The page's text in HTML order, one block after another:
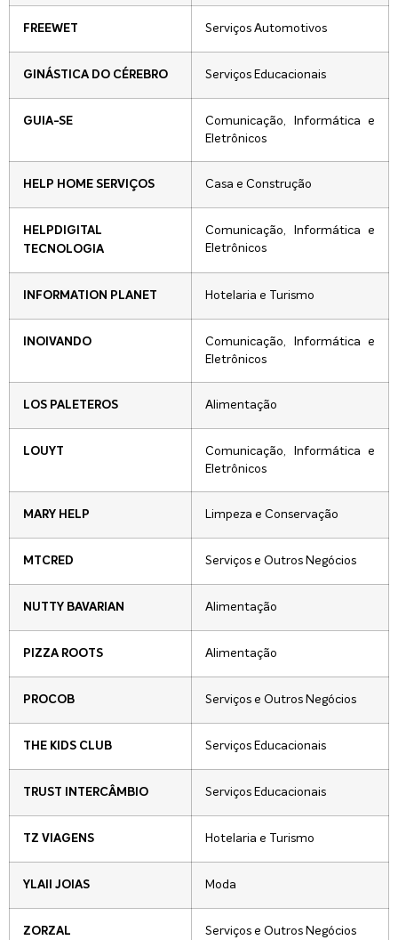
FREEWET Serviços Automotivos
GINÁSTICA DO CÉREBRO Serviços Educacionais
GUIA-SE
Comunicação, Informática e
Eletrônicos
HELP HOME SERVIÇOS Casa e Construção
HELPDIGITAL
TECNOLOGIA
Comunicação, Informática e
Eletrônicos
INFORMATION PLANET Hotelaria e Turismo
INOIVANDO
Comunicação, Informática e
Eletrônicos
LOS PALETEROS Alimentação
LOUYT
Comunicação, Informática e
Eletrônicos
MARY HELP Limpeza e Conservação
MTCRED Serviços e Outros Negócios
NUTTY BAVARIAN Alimentação
PIZZA ROOTS Alimentação
PROCOB Serviços e Outros Negócios
THE KIDS CLUB Serviços Educacionais
TRUST INTERCÂMBIO Serviços Educacionais
TZ VIAGENS Hotelaria e Turismo
YLAII JOIAS Moda
ZORZAL Serviços e Outros Negócios